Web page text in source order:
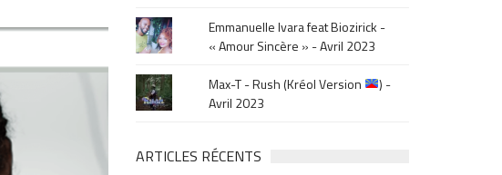
Emmanuelle Ivara feat Biozirick -
« Amour Sincère » - Avril 2023
Max-T - Rush (Kréol Version
) -
Avril 2023
ARTICLES RÉCENTS